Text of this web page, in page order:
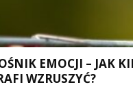
EMOCJI – JAK
WZRUSZYĆ?